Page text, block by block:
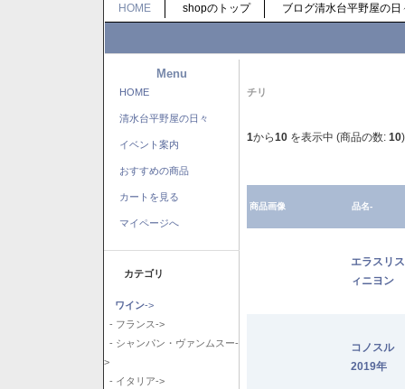
HOME shopのトップ ブログ清水台平野屋の日
Menu
HOME
清水台平野屋の日々
イベント案内
おすすめの商品
カートを見る
マイページへ
カテゴリ
ワイン->
- フランス->
- シャンパン・ヴァンムスー-
>
- イタリア->
チリ
1から10 を表示中 (商品の数: 10)
商品画像 品名-
エラスリ
ィニヨン
コノスル
2019年